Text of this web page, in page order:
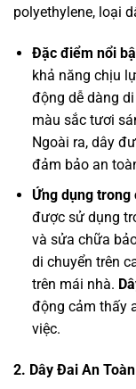
polyethylene, loại
Đặc điểm nổi
khả năng chịu
động dễ dàng
màu sắc tươi
Ngoài ra, dây
đảm bảo an
Ứng dụng trong
được sử dụng
và sửa chữa
di chuyển trên
trên mái nhà.
động cảm thấy
việc.
2. Dây Đai An